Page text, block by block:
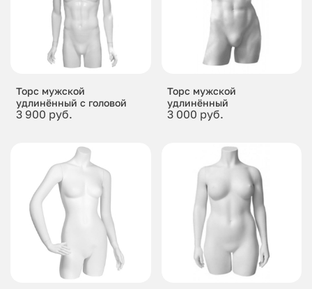
Торс мужской
удлинённый с головой
3 900 руб.
Торс мужской
удлинённый
3 000 руб.